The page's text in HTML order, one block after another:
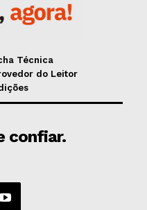
Técnica
do Leitor
confiar.